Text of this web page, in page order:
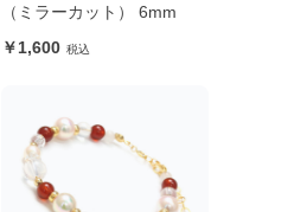
（ミラーカット） 6mm
1,600